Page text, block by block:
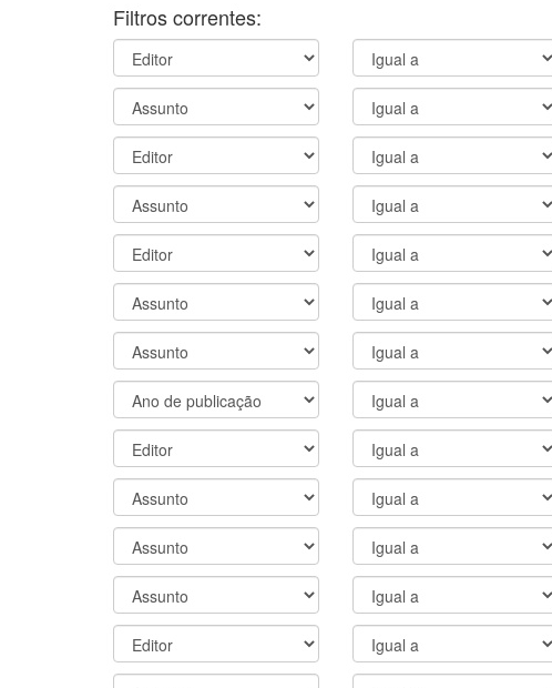
Filtros correntes: